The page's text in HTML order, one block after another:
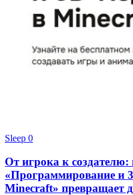
Sleep 0
От игрока к создателю:
«Программирование и
Minecraft» превращает